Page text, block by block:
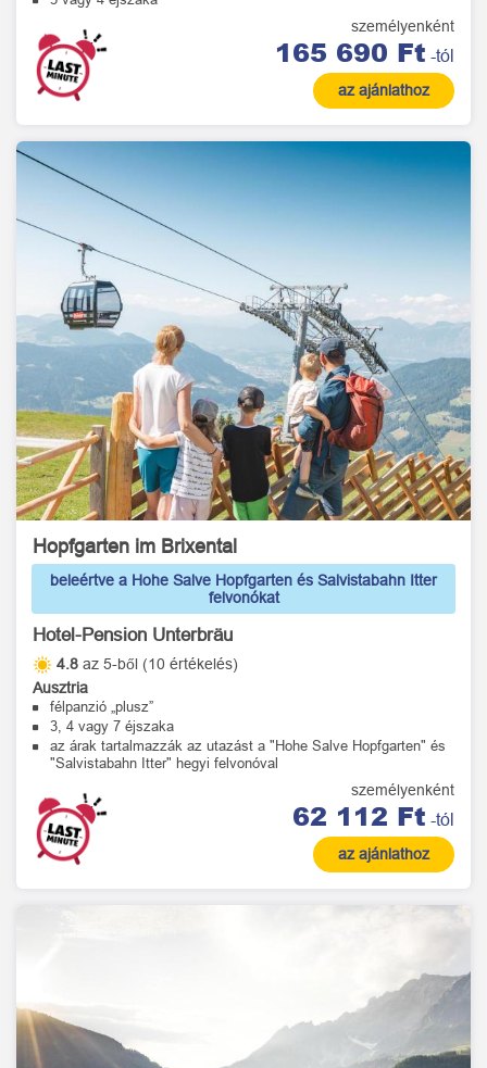
személyenként
165 690 Ft -tól
az ajánlathoz
Hopfgarten im Brixental
beleértve a Hohe Salve Hopfgarten és Salvistabahn Itter
felvonókat
Hotel-Pension Unterbräu
4.8 az 5-ből (10 értékelés)
Ausztria
félpanzió „plusz”
3, 4 vagy 7 éjszaka
az árak tartalmazzák az utazást a "Hohe Salve Hopfgarten" és
"Salvistabahn Itter" hegyi felvonóval
személyenként
62 112 Ft -tól
az ajánlathoz